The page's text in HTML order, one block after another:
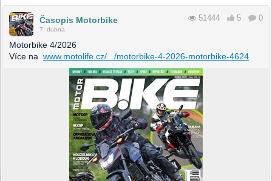
Časopis Motorbike
7. dubna
51444 5 0
Motorbike 4/2026
Více na www.motolife.cz/.../motorbike-4-2026-motorbike-4624